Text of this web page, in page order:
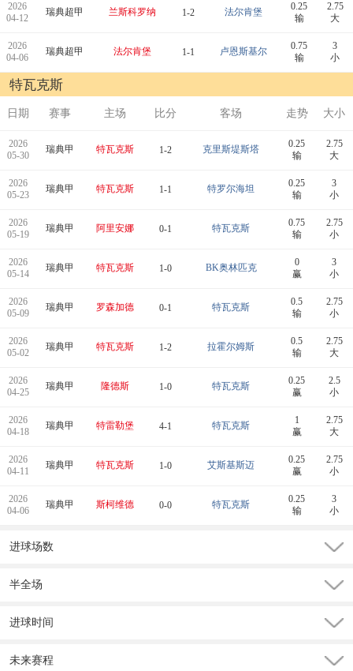
2026
04-12
瑞典超甲 兰斯科罗纳 1-2 法尔肯堡
0.25
输
2.75
大
2026
04-06
瑞典超甲 法尔肯堡 1-1 卢恩斯基尔
0.75
输
3
小
特瓦克斯
日期 赛事 主场 比分 客场 走势 大小
2026
05-30
瑞典甲 特瓦克斯 1-2 克里斯堤斯塔
0.25
输
2.75
大
2026
05-23
瑞典甲 特瓦克斯 1-1 特罗尔海坦
0.25
输
3
小
2026
05-19
瑞典甲 阿里安娜 0-1 特瓦克斯
0.75
输
2.75
小
2026
05-14
瑞典甲 特瓦克斯 1-0 BK奥林匹克
0
赢
3
小
2026
05-09
瑞典甲 罗森加德 0-1 特瓦克斯
0.5
输
2.75
小
2026
05-02
瑞典甲 特瓦克斯 1-2 拉霍尔姆斯
0.5
输
2.75
大
2026
04-25
瑞典甲 隆德斯 1-0 特瓦克斯
0.25
赢
2.5
小
2026
04-18
瑞典甲 特雷勒堡 4-1 特瓦克斯
1
赢
2.75
大
2026
04-11
瑞典甲 特瓦克斯 1-0 艾斯基斯迈
0.25
赢
2.75
小
2026
04-06
瑞典甲 斯柯维德 0-0 特瓦克斯
0.25
输
3
小
进球场数
半全场
进球时间
未来赛程